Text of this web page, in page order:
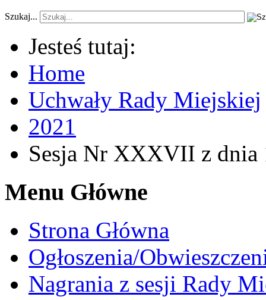
Szukaj...
Jesteś tutaj:
Home
Uchwały Rady Miejskiej
2021
Sesja Nr XXXVII z dnia
Menu Główne
Strona Główna
Ogłoszenia/
Nagrania z sesji Rady